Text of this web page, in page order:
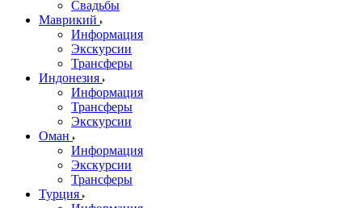
Свадьбы
Маврикий
Информация
Экскурсии
Трансферы
Индонезия
Информация
Трансферы
Экскурсии
Оман
Информация
Экскурсии
Трансферы
Турция